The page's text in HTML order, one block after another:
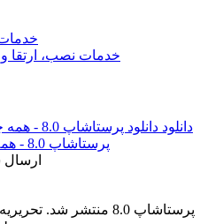
خدمات نصب، ارتقا
دانلود
پرستاشاپ 8.0 - همه چیز در مورد پرستاشاپ 8.0
پرستاشاپ 8.0 منتشر